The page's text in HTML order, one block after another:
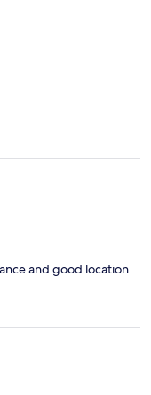
and good location